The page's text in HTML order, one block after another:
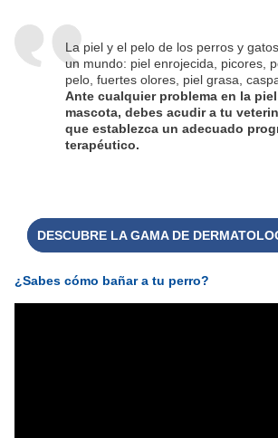
La piel y el pelo de los perros y
un mundo: piel enrojecida, picores,
pelo, fuertes olores, piel grasa,
Ante cualquier problema en la
mascota, debes acudir a tu
que establezca un adecuado
terapéutico.
DESCUBRE LA GAMA DE
¿Sabes cómo bañar a tu perro?